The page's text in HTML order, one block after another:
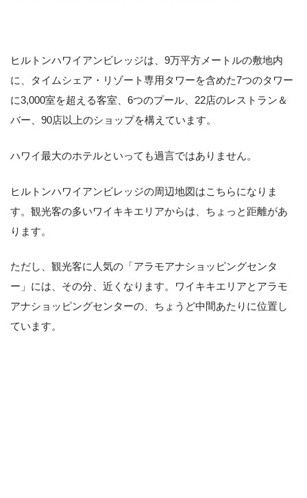
ヒルトンハワイアンビレッジは、9万平方メートルの敷地内
に、タイムシェア・リゾート専用タワーを含めた7つのタワー
に3,000室を超える客室、6つのプール、22店のレストラン＆
バー、90店以上のショップを構えています。
ハワイ最大のホテルといっても過言ではありません。
ヒルトンハワイアンビレッジの周辺地図はこちらになりま
す。観光客の多いワイキキエリアからは、ちょっと距離があ
ります。
ただし、観光客に人気の「アラモアナショッピングセンタ
ー」には、その分、近くなります。ワイキキエリアとアラモ
アナショッピングセンターの、ちょうど中間あたりに位置し
ています。